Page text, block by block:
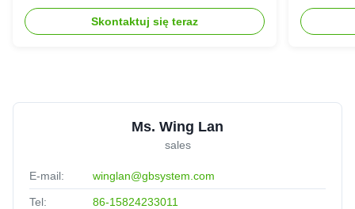
Skontaktuj się teraz
Ms. Wing Lan
sales
E-mail: winglan@gbsystem.com
Tel: 86-15824233011